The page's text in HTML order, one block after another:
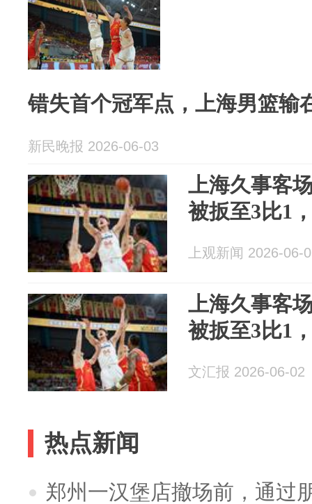
错失首个冠军点，上海男篮输
新民晚报 2026-06-03
上海久事客
被扳至3比1
上观新闻 2026-06-
上海久事客
被扳至3比1
文汇报 2026-06-02
热点新闻
郑州一汉堡店撤场前，通过